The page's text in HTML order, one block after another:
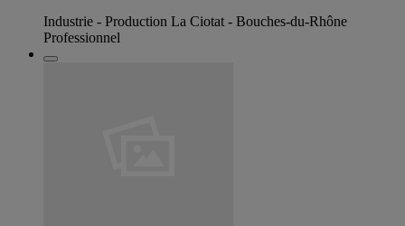
Industrie - Production La Ciotat - Bouches-du-Rhône
Professionnel